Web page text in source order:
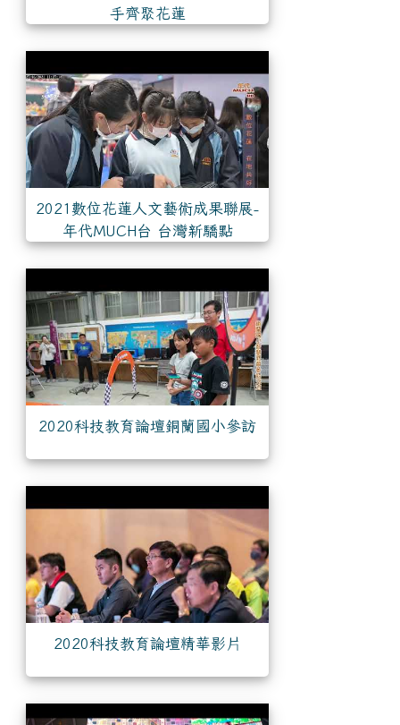
手齊聚花蓮
2021數位花蓮人文藝術成果聯展-
年代MUCH台 台灣新驕點
2020科技教育論壇銅蘭國小參訪
2020科技教育論壇精華影片